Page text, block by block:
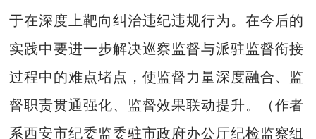
于在深度上靶向纠治违纪违规行为。在今后的
实践中要进一步解决巡察监督与派驻监督衔接
过程中的难点堵点，使监督力量深度融合、监
督职责贯通强化、监督效果联动提升。（作者
系西安市纪委监委驻市政府办公厅纪检监察组